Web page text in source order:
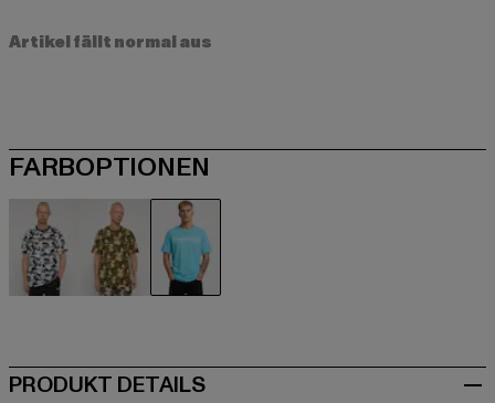
Artikel fällt normal aus
FARBOPTIONEN
PRODUKT DETAILS